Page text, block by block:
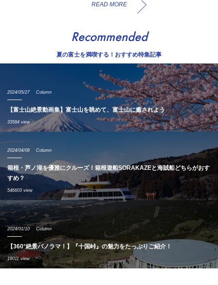
READ MORE
Recommended
夏の富士を満喫する！おすすめ特集記事
2024/05/27 Column
【富士山絶景動画集】富士山を眺めて、富士山に癒されよう
33584 view
2024/04/08 Column
箱根・芦ノ湖を優雅にクルーズ！箱根遊船SORAKAZEと海賊船どちらがおす
すめ？
546603 view
2024/01/10 Column
【360°絶景パノラマ！】『十国峠』の魅力をたっぷりご紹介！
18011 view